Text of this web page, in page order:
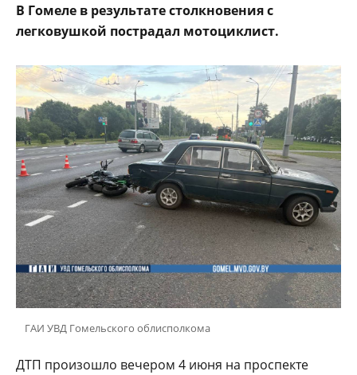
В Гомеле в результате столкновения с
легковушкой пострадал мотоциклист.
ГАИ УВД Гомельского облисполкома
ДТП произошло вечером 4 июня на проспекте